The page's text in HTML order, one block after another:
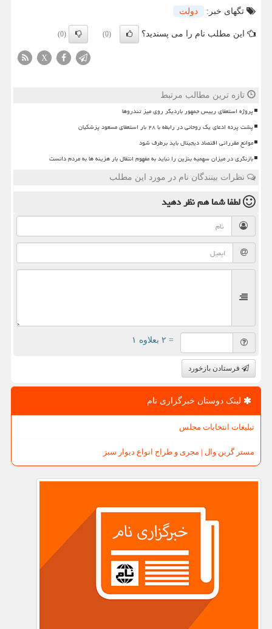
تگهای خبر:
دولت
این مطلب نام را می پسندید؟ (0)
(0)
X
تازه ترین مطالب مرتبط
پروژه استعفای رییس جمهور باردیگر روی میز تندروها
پشت پرده ادعای یک روحانی در رابطه با ۲۸ بار استعفای مسعود پزشکیان
موانع مقرراتی اقتصاد دیجیتال باید برطرف شود
بازنگری در میزان سهمیه بنزین را نباید به مفهوم انتقال بار هزینه ها به مردم دانست
نظرات بینندگان نام در مورد این مطلب
لطفا شما همنظر دهید
= ۲ بعلاوه ۱
فرستادن بازخورد
لینک دوستان خبرگزاری نام
تبلیغات انتخابات مجلس
مستر گرین وال | مجری و طراح انواع دیوار سبز